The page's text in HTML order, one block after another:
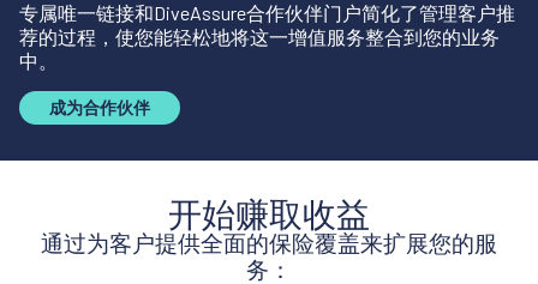
专属唯一链接和DiveAssure合作伙伴门户简化了管理客户推
荐的过程，使您能轻松地将这一增值服务整合到您的业务
中。
成为合作伙伴
开始赚取收益
通过为客户提供全面的保险覆盖来扩展您的服
务：